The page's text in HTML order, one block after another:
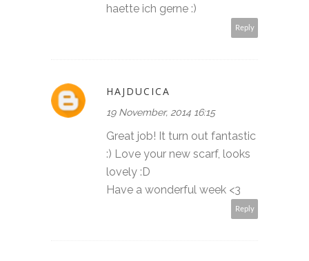
haette ich gerne :)
Reply
HAJDUCICA
19 November, 2014 16:15
Great job! It turn out fantastic
:) Love your new scarf, looks
lovely :D
Have a wonderful week <3
Reply